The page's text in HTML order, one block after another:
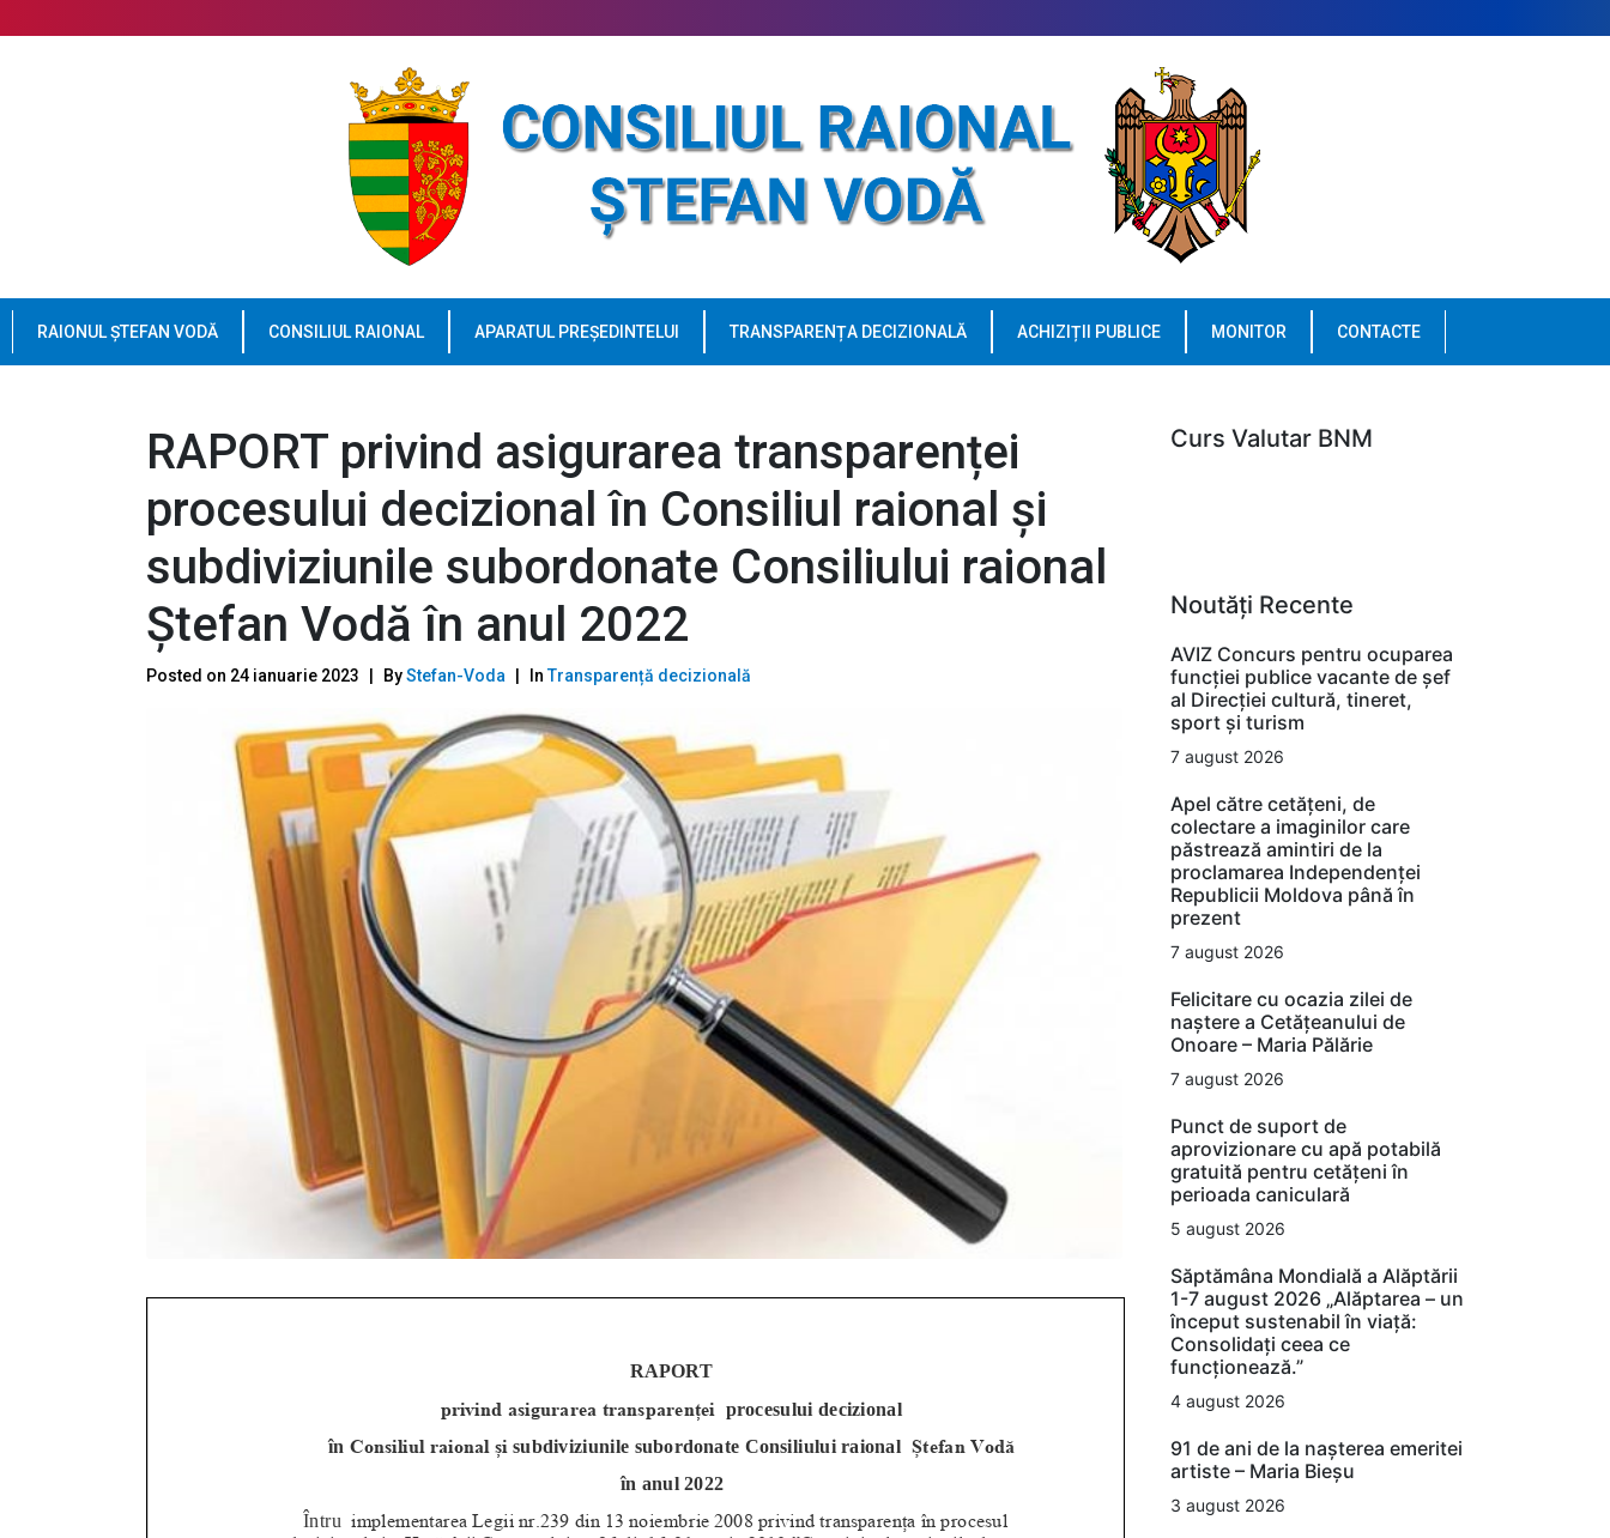
RAIONUL ȘTEFAN VODĂ CONSILIUL RAIONAL APARATUL PREȘEDINTELUI TRANSPARENȚA DECIZIONALĂ ACHIZIȚII PUBLICE MONITOR CONTACTE
RAPORT privind asigurarea transparenței
procesului decizional în Consiliul raional și
subdiviziunile subordonate Consiliului raional
Ștefan Vodă în anul 2022
Posted on 24 ianuarie 2023 ByStefan-Voda InTransparență decizională
Curs Valutar BNM
Noutăți Recente
AVIZ Concurs pentru ocuparea
funcţiei publice vacante de şef
al Direcţiei cultură, tineret,
sport şi turism
7 august 2026
Apel către cetățeni, de
colectare a imaginilor care
păstrează amintiri de la
proclamarea Independenței
Republicii Moldova până în
prezent
7 august 2026
Felicitare cu ocazia zilei de
naștere a Cetățeanului de
Onoare – Maria Pălărie
7 august 2026
Punct de suport de
aprovizionare cu apă potabilă
gratuită pentru cetățeni în
perioada caniculară
5 august 2026
Săptămâna Mondială a Alăptării
1-7 august 2026 „Alăptarea – un
început sustenabil în viață:
Consolidați ceea ce
funcționează.”
4 august 2026
91 de ani de la nașterea emeritei
artiste – Maria Bieșu
3 august 2026